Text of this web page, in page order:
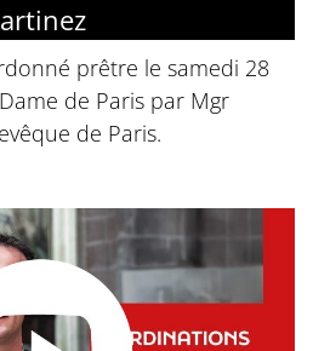
prêtre le samedi 28
de Paris par Mgr
de Paris.